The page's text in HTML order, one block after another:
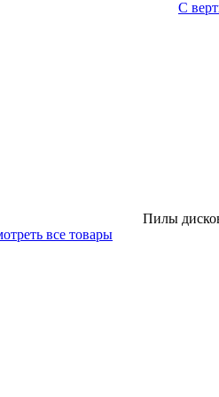
С
Пилы
все товары